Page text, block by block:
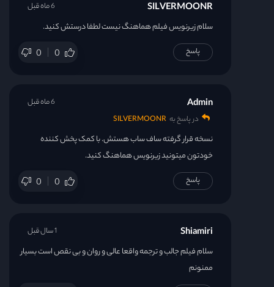
SILVERMOONR
سلام زیرنویس فیلم هماهنگ نیست لطفا درستش کنید.
0 0
6 ماه قبل
پاسخ
Admin
در پاسخ به SILVERMOONR
نسخه قرار گرفته ساف ساب هستش. با کمک پخش کننده
خودتون میتونید زیرنویس هماهنگ کنید.
0 0
6 ماه قبل
پاسخ
Shiamiri
سلام فیلم جالب و ترجمه واقعا عالی و روان و بی نقص است بسیار
ممنونم
1 سال قبل